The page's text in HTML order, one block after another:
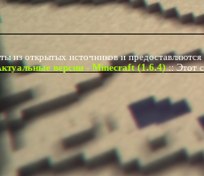
из открытых источников и
версии - Minecraft (1.6.4)::Этот